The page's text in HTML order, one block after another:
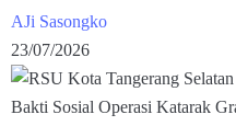
AJi Sasongko
23/07/2026